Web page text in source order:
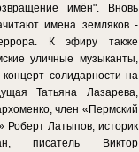
имён". Вновь
имена земляков -
К эфиру также
уличные музыканты,
солидарности на
Татьяна Лазарева,
член «Пермский
Латыпов, историк
писатель Виктор